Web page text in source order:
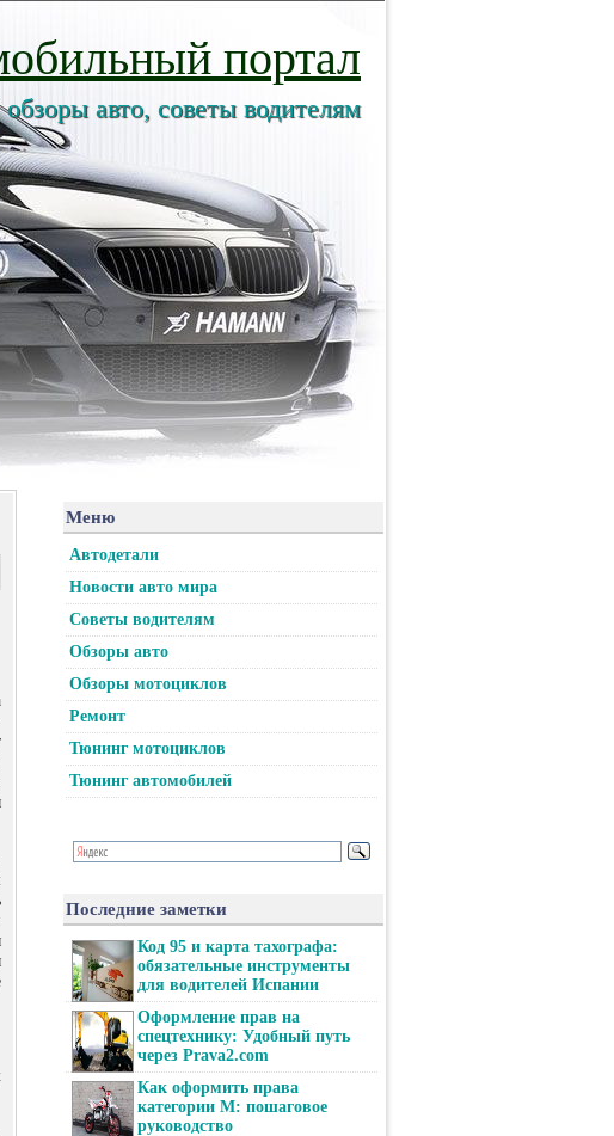
портал
авто, советы водителям
Меню
Автодетали
Новости авто мира
Советы водителям
Обзоры авто
Обзоры мотоциклов
Ремонт
Тюнинг мотоциклов
Тюнинг автомобилей
Последние заметки
Код 95 и карта тахографа:
обязательные инструменты
для водителей Испании
Оформление прав на
спецтехнику: Удобный путь
через Prava2.com
Как оформить права
категории М: пошаговое
руководство